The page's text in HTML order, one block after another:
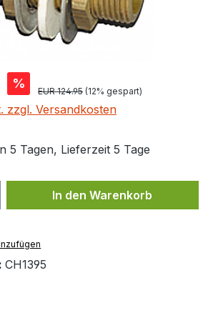
% Regulärer Preis:
EUR 124.95 (12% gespart)
zzgl. Versandkosten
5 Tagen, Lieferzeit 5 Tage
Gib den
In den Warenkorb
CH1395